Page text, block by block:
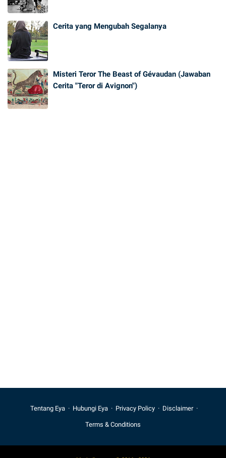
Cerita yang Mengubah Segalanya
Misteri Teror The Beast of Gévaudan (Jawaban
Cerita "Teror di Avignon")
Tentang Eya Hubungi Eya Privacy Policy Disclaimer
Terms & Conditions